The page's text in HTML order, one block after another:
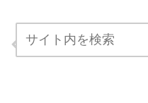
ホームページ集客カイゼン新